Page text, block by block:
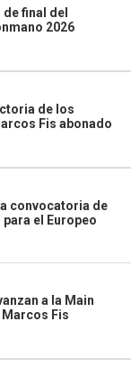
final del
2026
de los
Fis abonado
convocatoria de
el Europeo
a la Main
Marcos Fis